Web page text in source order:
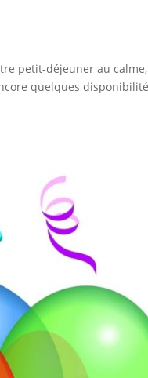
petit-déjeuner au
quelques